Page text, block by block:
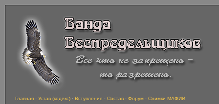
Главная · Устав (кодекс) · Вступление · Состав · Форум · Снимки МАФИИ